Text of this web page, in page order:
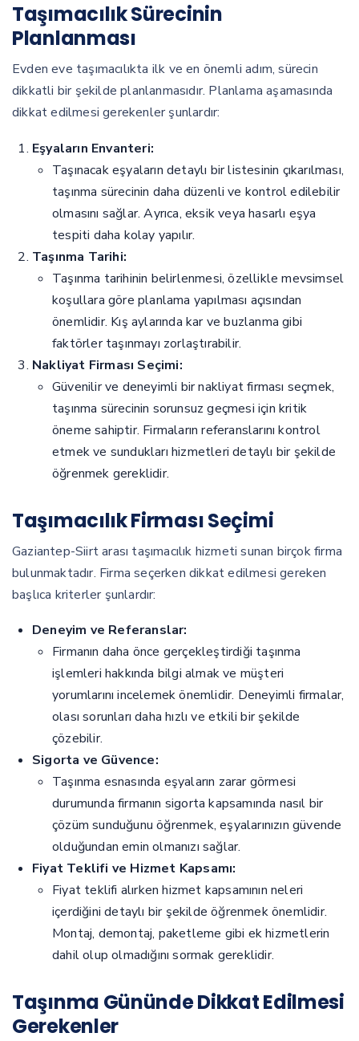
Taşımacılık Sürecinin
Planlanması
Evden eve taşımacılıkta ilk ve en önemli adım, sürecin
dikkatli bir şekilde planlanmasıdır. Planlama aşamasında
dikkat edilmesi gerekenler şunlardır:
Eşyaların Envanteri:
Taşınacak eşyaların detaylı bir listesinin çıkarılması,
taşınma sürecinin daha düzenli ve kontrol edilebilir
olmasını sağlar. Ayrıca, eksik veya hasarlı eşya
tespiti daha kolay yapılır.
Taşınma Tarihi:
Taşınma tarihinin belirlenmesi, özellikle mevsimsel
koşullara göre planlama yapılması açısından
önemlidir. Kış aylarında kar ve buzlanma gibi
faktörler taşınmayı zorlaştırabilir.
Nakliyat Firması Seçimi:
Güvenilir ve deneyimli bir nakliyat firması seçmek,
taşınma sürecinin sorunsuz geçmesi için kritik
öneme sahiptir. Firmaların referanslarını kontrol
etmek ve sundukları hizmetleri detaylı bir şekilde
öğrenmek gereklidir.
Taşımacılık Firması Seçimi
Gaziantep-Siirt arası taşımacılık hizmeti sunan birçok firma
bulunmaktadır. Firma seçerken dikkat edilmesi gereken
başlıca kriterler şunlardır:
Deneyim ve Referanslar:
Firmanın daha önce gerçekleştirdiği taşınma
işlemleri hakkında bilgi almak ve müşteri
yorumlarını incelemek önemlidir. Deneyimli firmalar,
olası sorunları daha hızlı ve etkili bir şekilde
çözebilir.
Sigorta ve Güvence:
Taşınma esnasında eşyaların zarar görmesi
durumunda firmanın sigorta kapsamında nasıl bir
çözüm sunduğunu öğrenmek, eşyalarınızın güvende
olduğundan emin olmanızı sağlar.
Fiyat Teklifi ve Hizmet Kapsamı:
Fiyat teklifi alırken hizmet kapsamının neleri
içerdiğini detaylı bir şekilde öğrenmek önemlidir.
Montaj, demontaj, paketleme gibi ek hizmetlerin
dahil olup olmadığını sormak gereklidir.
Taşınma Gününde Dikkat Edilmesi
Gerekenler